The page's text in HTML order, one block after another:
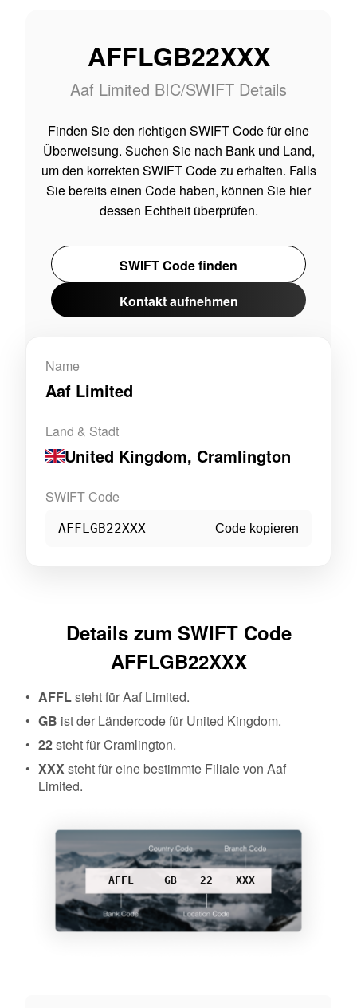
AFFLGB22XXX
Aaf Limited BIC/SWIFT Details
Finden Sie den richtigen SWIFT Code für eine
Überweisung. Suchen Sie nach Bank und Land,
um den korrekten SWIFT Code zu erhalten. Falls
Sie bereits einen Code haben, können Sie hier
dessen Echtheit überprüfen.
SWIFT Code finden
Kontakt aufnehmen
Name
Aaf Limited
Land & Stadt
United Kingdom, Cramlington
SWIFT Code
AFFLGB22XXX Code kopieren
Details zum SWIFT Code
AFFLGB22XXX
AFFLsteht für Aaf Limited.
GB ist der Ländercode für United Kingdom.
22steht für Cramlington.
XXXsteht für eine bestimmte Filiale von Aaf
Limited.
AFFL GB 22 XXX